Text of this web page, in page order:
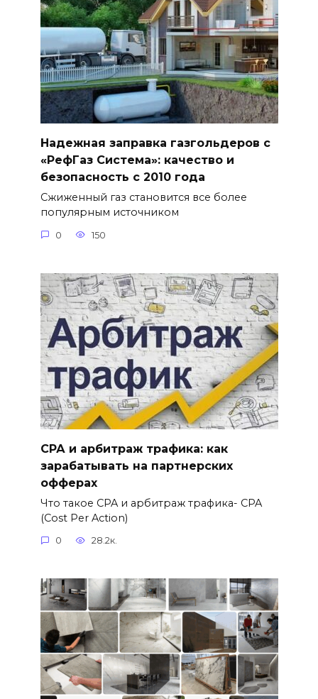
Надежная заправка газгольдеров с
«РефГаз Система»: качество и
безопасность с 2010 года
Сжиженный газ становится все более
популярным источником
0 150
СРА и арбитраж трафика: как
зарабатывать на партнерских
офферах
Что такое CPA и арбитраж трафика- CPA
(Cost Per Action)
0 28.2к.